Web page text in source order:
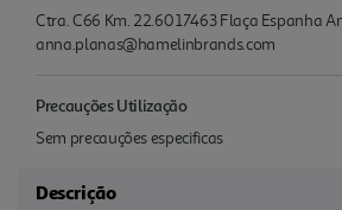
Ctra. C66 Km. 22.60 17463 Flaça Espanha
anna.planas@hamelinbrands.com
Precauções Utilização
Sem precauções especificas
Descrição